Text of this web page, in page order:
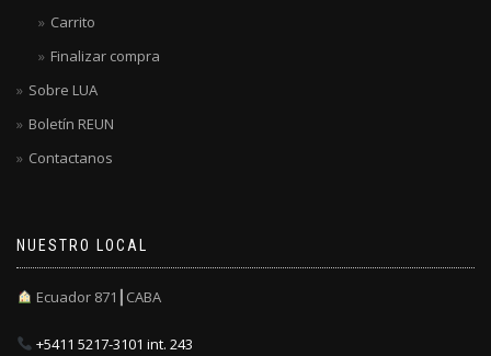
Carrito
Finalizar compra
Sobre LUA
Boletín REUN
Contactanos
NUESTRO LOCAL
Ecuador 871┃CABA
+5411 5217-3101 int. 243